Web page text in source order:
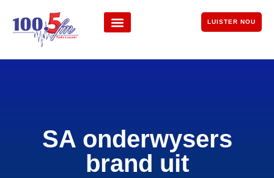
LUISTER NOU
SA onderwysers
brand uit